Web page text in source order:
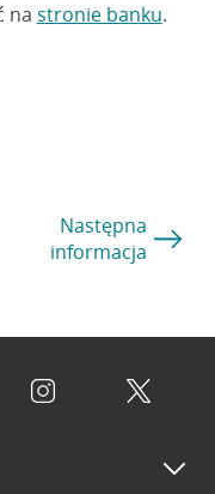
na stronie banku.
Następna
informacja